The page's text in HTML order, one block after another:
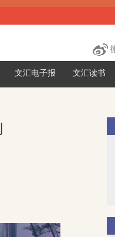
文汇电子报 文汇读书